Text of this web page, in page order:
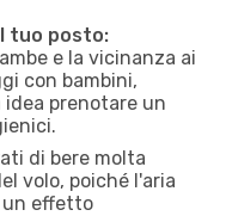
tuo posto:
e la vicinanza ai
con bambini,
idea prenotare un
di bere molta
volo, poiché l'aria
un effetto